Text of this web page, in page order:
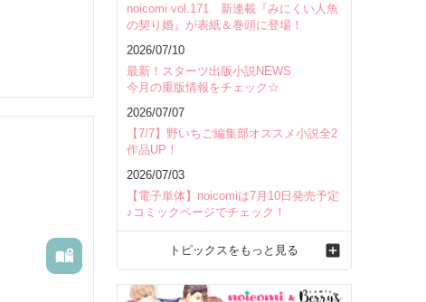
noicomi vol.171 新連載『みにくい人魚
の契り婚』が表紙＆巻頭に登場！
2026/07/10
最新！スターツ出版小説NEWS
今月の重版情報をチェック☆
2026/07/07
【7/7】野いちご編集部オススメ小説全2
作品UP！
2026/07/03
【電子単体】noicomiは7月10日発売予定
♪コミックページでチェック！
トピックスをもっと見る